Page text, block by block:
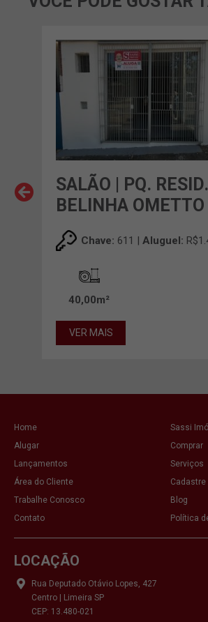
SALÃO | PQ. RESID.
BELINHA OMETTO
Chave: 611 | Aluguel:
40,00m²
VER MAIS
Home
Sassi
Alugar
Comprar
Lançamentos
Serviços
Área do Cliente
Cadastre
Trabalhe Conosco
Blog
Contato
Política
LOCAÇÃO
Rua Deputado Otávio Lopes, 427
Centro | Limeira SP
CEP: 13.480-021